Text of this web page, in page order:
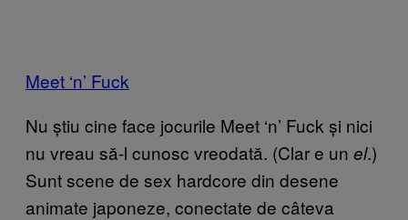
Meet ‘n’ Fuck
Nu știu cine face jocurile Meet ‘n’ Fuck și nici
nu vreau să-l cunosc vreodată. (Clar e un el.)
Sunt scene de sex hardcore din desene
animate japoneze, conectate de câteva